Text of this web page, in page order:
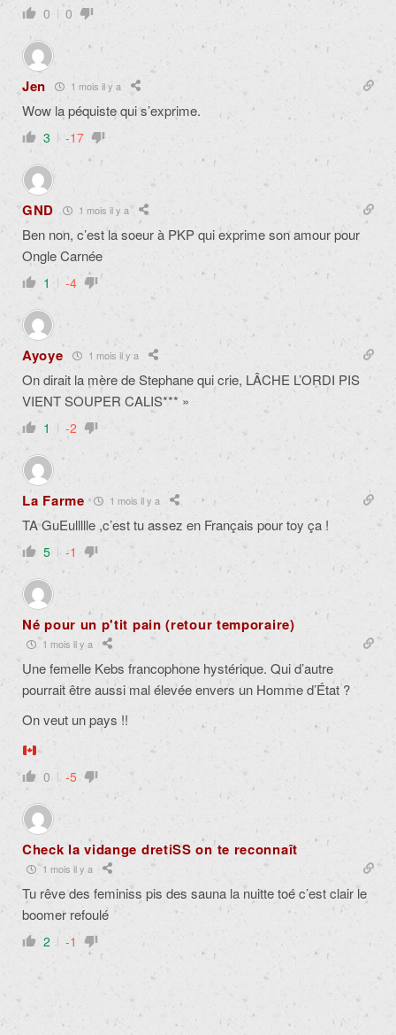
0 0
Jen 1 mois il y a
Wow la péquiste qui s’exprime.
3 -17
GND 1 mois il y a
Ben non, c’est la soeur à PKP qui exprime son amour pour
Ongle Carnée
1 -4
Ayoye 1 mois il y a
On dirait la mère de Stephane qui crie, LÂCHE L’ORDI PIS
VIENT SOUPER CALIS*** »
1 -2
La Farme 1 mois il y a
TA GuEullllle ,c’est tu assez en Français pour toy ça !
5 -1
Né pour un p'tit pain (retour temporaire)
1 mois il y a
Une femelle Kebs francophone hystérique. Qui d’autre
pourrait être aussi mal élevée envers un Homme d’État ?
On veut un pays !!
0 -5
Check la vidange dretiSS on te reconnaît
1 mois il y a
Tu rêve des feminiss pis des sauna la nuitte toé c’est clair le
boomer refoulé
2 -1